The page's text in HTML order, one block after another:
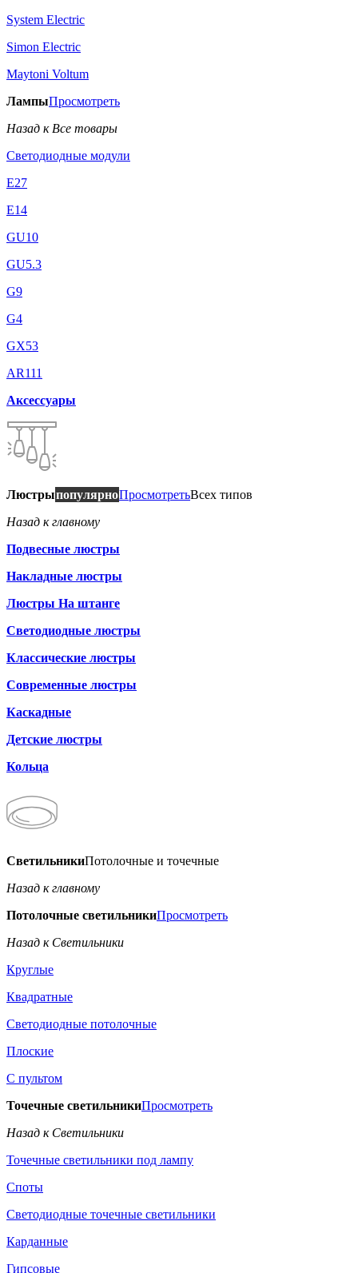
System Electric
Simon Electric
Maytoni Voltum
ЛампыПросмотреть
Назад к Все товары
Светодиодные модули
E27
E14
GU10
GU5.3
G9
G4
GX53
AR111
Аксессуары
ЛюстрыпопулярноПросмотретьВсех типов
Назад к главному
Подвесные люстры
Накладные люстры
Люстры На штанге
Светодиодные люстры
Классические люстры
Современные люстры
Каскадные
Детские люстры
Кольца
СветильникиПотолочные и точечные
Назад к главному
Потолочные светильникиПросмотреть
Назад к Светильники
Круглые
Квадратные
Светодиодные потолочные
Плоские
С пультом
Точечные светильникиПросмотреть
Назад к Светильники
Точечные светильники под лампу
Споты
Светодиодные точечные светильники
Карданные
Гипсовые